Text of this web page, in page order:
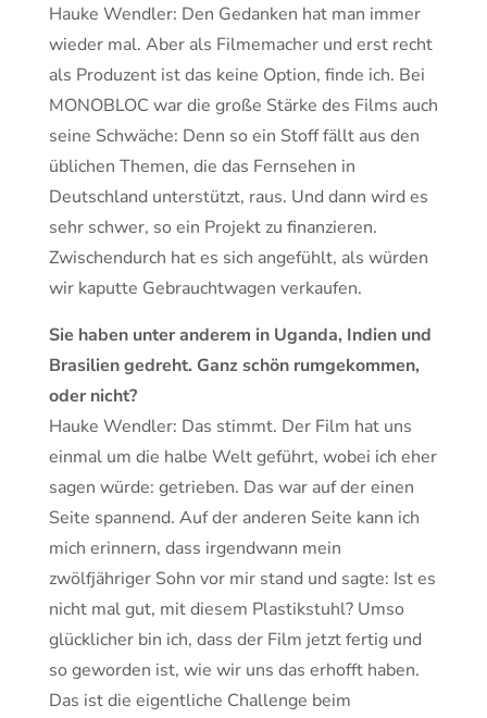
Hauke Wendler: Den Gedanken hat man immer
wieder mal. Aber als Filmemacher und erst recht
als Produzent ist das keine Option, finde ich. Bei
MONOBLOC war die große Stärke des Films auch
seine Schwäche: Denn so ein Stoff fällt aus den
üblichen Themen, die das Fernsehen in
Deutschland unterstützt, raus. Und dann wird es
sehr schwer, so ein Projekt zu finanzieren.
Zwischendurch hat es sich angefühlt, als würden
wir kaputte Gebrauchtwagen verkaufen.
Sie haben unter anderem in Uganda, Indien und
Brasilien gedreht. Ganz schön rumgekommen,
oder nicht?
Hauke Wendler: Das stimmt. Der Film hat uns
einmal um die halbe Welt geführt, wobei ich eher
sagen würde: getrieben. Das war auf der einen
Seite spannend. Auf der anderen Seite kann ich
mich erinnern, dass irgendwann mein
zwölfjähriger Sohn vor mir stand und sagte: Ist es
nicht mal gut, mit diesem Plastikstuhl? Umso
glücklicher bin ich, dass der Film jetzt fertig und
so geworden ist, wie wir uns das erhofft haben.
Das ist die eigentliche Challenge beim